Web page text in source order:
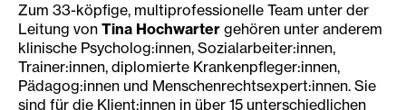
Zum 33-köpfige, multiprofessionelle Team unter der
Leitung von Tina Hochwarter gehören unter anderem
klinische Psycholog:innen, Sozialarbeiter:innen,
Trainer:innen, diplomierte Krankenpfleger:innen,
Pädagog:innen und Menschenrechtsexpert:innen. Sie
sind für die Klient:innen in über 15 unterschiedlichen